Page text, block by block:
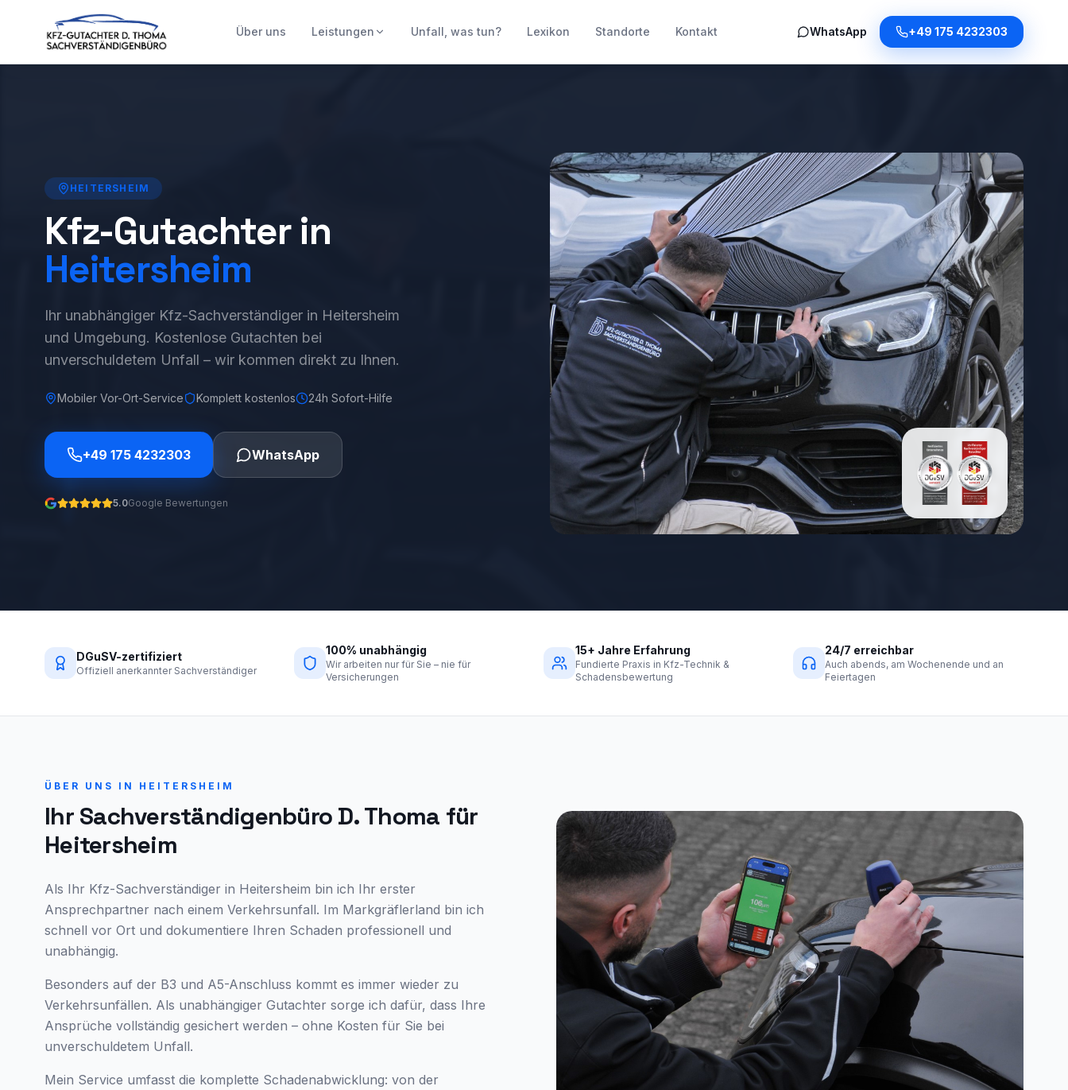
Über uns Leistungen Unfall, was tun? Lexikon Standorte Kontakt WhatsApp +49 175 4232303
HEITERSHEIM
Kfz-Gutachter in
Heitersheim
Ihr unabhängiger Kfz-Sachverständiger in Heitersheim
und Umgebung. Kostenlose Gutachten bei
unverschuldetem Unfall – wir kommen direkt zu Ihnen.
Mobiler Vor-Ort-Service Komplett kostenlos 24h Sofort-Hilfe
+49 175 4232303 WhatsApp
5.0Google Bewertungen
DGuSV-zertifiziert
Offiziell anerkannter Sachverständiger
100% unabhängig
Wir arbeiten nur für Sie – nie für
Versicherungen
15+ Jahre Erfahrung
Fundierte Praxis in Kfz-Technik &
Schadensbewertung
24/7 erreichbar
Auch abends, am Wochenende und an
Feiertagen
ÜBER UNS IN HEITERSHEIM
Ihr Sachverständigenbüro D. Thoma für
Heitersheim
Als Ihr Kfz-Sachverständiger in Heitersheim bin ich Ihr erster
Ansprechpartner nach einem Verkehrsunfall. Im Markgräflerland bin ich
schnell vor Ort und dokumentiere Ihren Schaden professionell und
unabhängig.
Besonders auf der B3 und A5-Anschluss kommt es immer wieder zu
Verkehrsunfällen. Als unabhängiger Gutachter sorge ich dafür, dass Ihre
Ansprüche vollständig gesichert werden – ohne Kosten für Sie bei
unverschuldetem Unfall.
Mein Service umfasst die komplette Schadenabwicklung: von der